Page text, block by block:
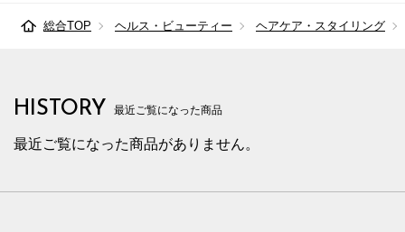
総合TOP ヘルス・ビューティー ヘアケア・スタイリング
HISTORY 最近ご覧になった商品
最近ご覧になった商品がありません。